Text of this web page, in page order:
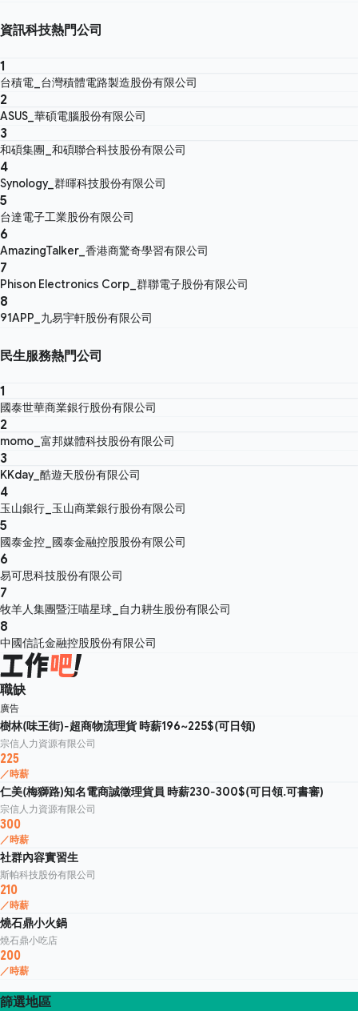
資訊科技熱門公司
1
台積電_台灣積體電路製造股份有限公司
2
ASUS_華碩電腦股份有限公司
3
和碩集團_和碩聯合科技股份有限公司
4
Synology_群暉科技股份有限公司
5
台達電子工業股份有限公司
6
AmazingTalker_香港商驚奇學習有限公司
7
Phison Electronics Corp_群聯電子股份有限公司
8
91APP_九易宇軒股份有限公司
民生服務熱門公司
1
國泰世華商業銀行股份有限公司
2
momo_富邦媒體科技股份有限公司
3
KKday_酷遊天股份有限公司
4
玉山銀行_玉山商業銀行股份有限公司
5
國泰金控_國泰金融控股股份有限公司
6
易可思科技股份有限公司
7
牧羊人集團暨汪喵星球_自力耕生股份有限公司
8
中國信託金融控股股份有限公司
職缺
廣告
樹林(味王街)-超商物流理貨 時薪196~225$(可日領)
宗信人力資源有限公司
225
／時薪
仁美(梅獅路)知名電商誠徵理貨員 時薪230-300$(可日領.可書審)
宗信人力資源有限公司
300
／時薪
社群內容實習生
斯帕科技股份有限公司
210
／時薪
燒石鼎小火鍋
燒石鼎小吃店
200
／時薪
篩選地區